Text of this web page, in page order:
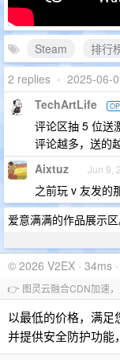
Steam 排行
2 replies • 2025-06-
TechArtLife OP
评论区抽 5 位送
评论越多，送的
Aixtuz Jun 9,
之前玩 v 友发的
爱意满满的作品展示区
© 2026 V2EX · 34ms
👉 图灵云融合CDN加速
以最低的价格，满足
并提供安全防护功能